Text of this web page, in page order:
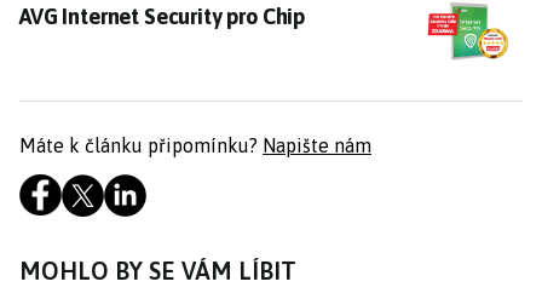
AVG Internet Security pro Chip
AVG Internet Security pro Chip
Máte k článku připomínku? Napište nám
MOHLO BY SE VÁM LÍBIT